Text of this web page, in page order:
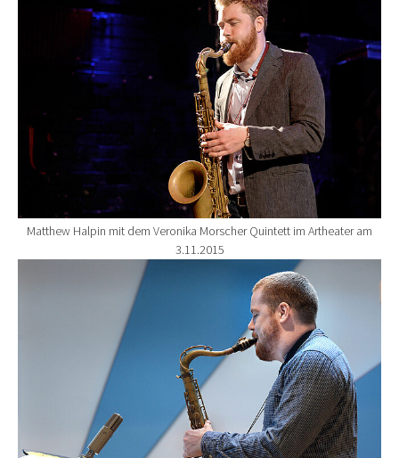
Matthew Halpin mit dem Veronika Morscher Quintett im Artheater am
3.11.2015
Show larger version for: